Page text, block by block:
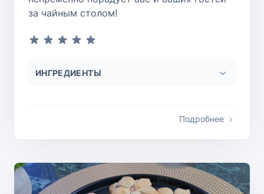
за чайным столом!
ИНГРЕДИЕНТЫ
Подробнее